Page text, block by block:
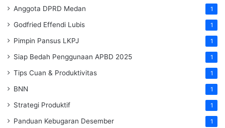
Anggota DPRD Medan 1
Godfried Effendi Lubis 1
Pimpin Pansus LKPJ 1
Siap Bedah Penggunaan APBD 2025 1
Tips Cuan & Produktivitas 1
BNN 1
Strategi Produktif 1
Panduan Kebugaran Desember 1